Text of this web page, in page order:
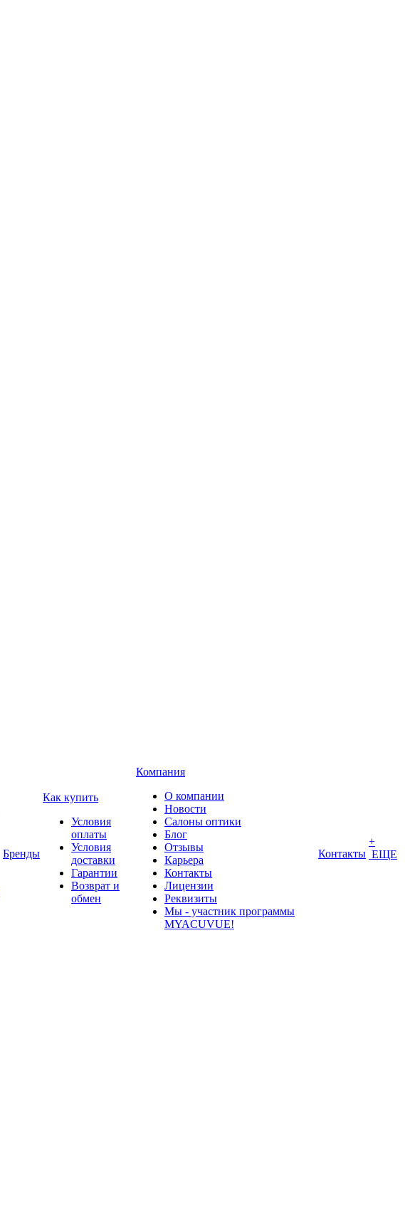
Бренды
Как купить
Условия
оплаты
Условия
доставки
Гарантии
Возврат и
обмен
Компания
О компании
Новости
Салоны оптики
Блог
Отзывы
Карьера
Контакты
Лицензии
Реквизиты
Мы - участник программы
MYACUVUE!
Контакты
+
ЕЩЕ